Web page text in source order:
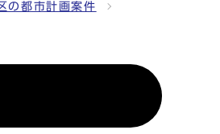
の都市計画案件